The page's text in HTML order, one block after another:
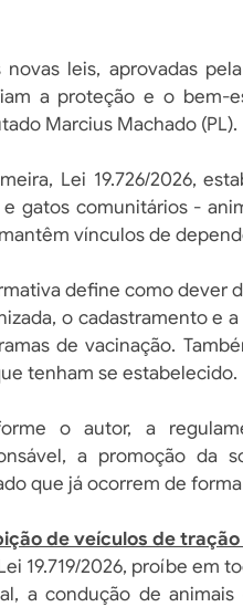
novas leis, aprovadas
a proteção e o bem-
Marcius Machado (PL).
Lei 19.726/2026,
e gatos comunitários -
vínculos de
define como dever
o cadastramento e
de vacinação.
tenham se estabelecido.
o autor, a
a promoção da
que já ocorrem de
de veículos de
19.719/2026, proíbe em
a condução de